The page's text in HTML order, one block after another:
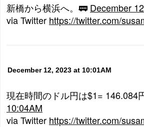
新橋から横浜へ。🚃 December
via Twitter https://twitter.com/
December 12, 2023 at 10:01AM
現在時間のドル円は$1= 146.084
10:04AM
via Twitter https://twitter.com/